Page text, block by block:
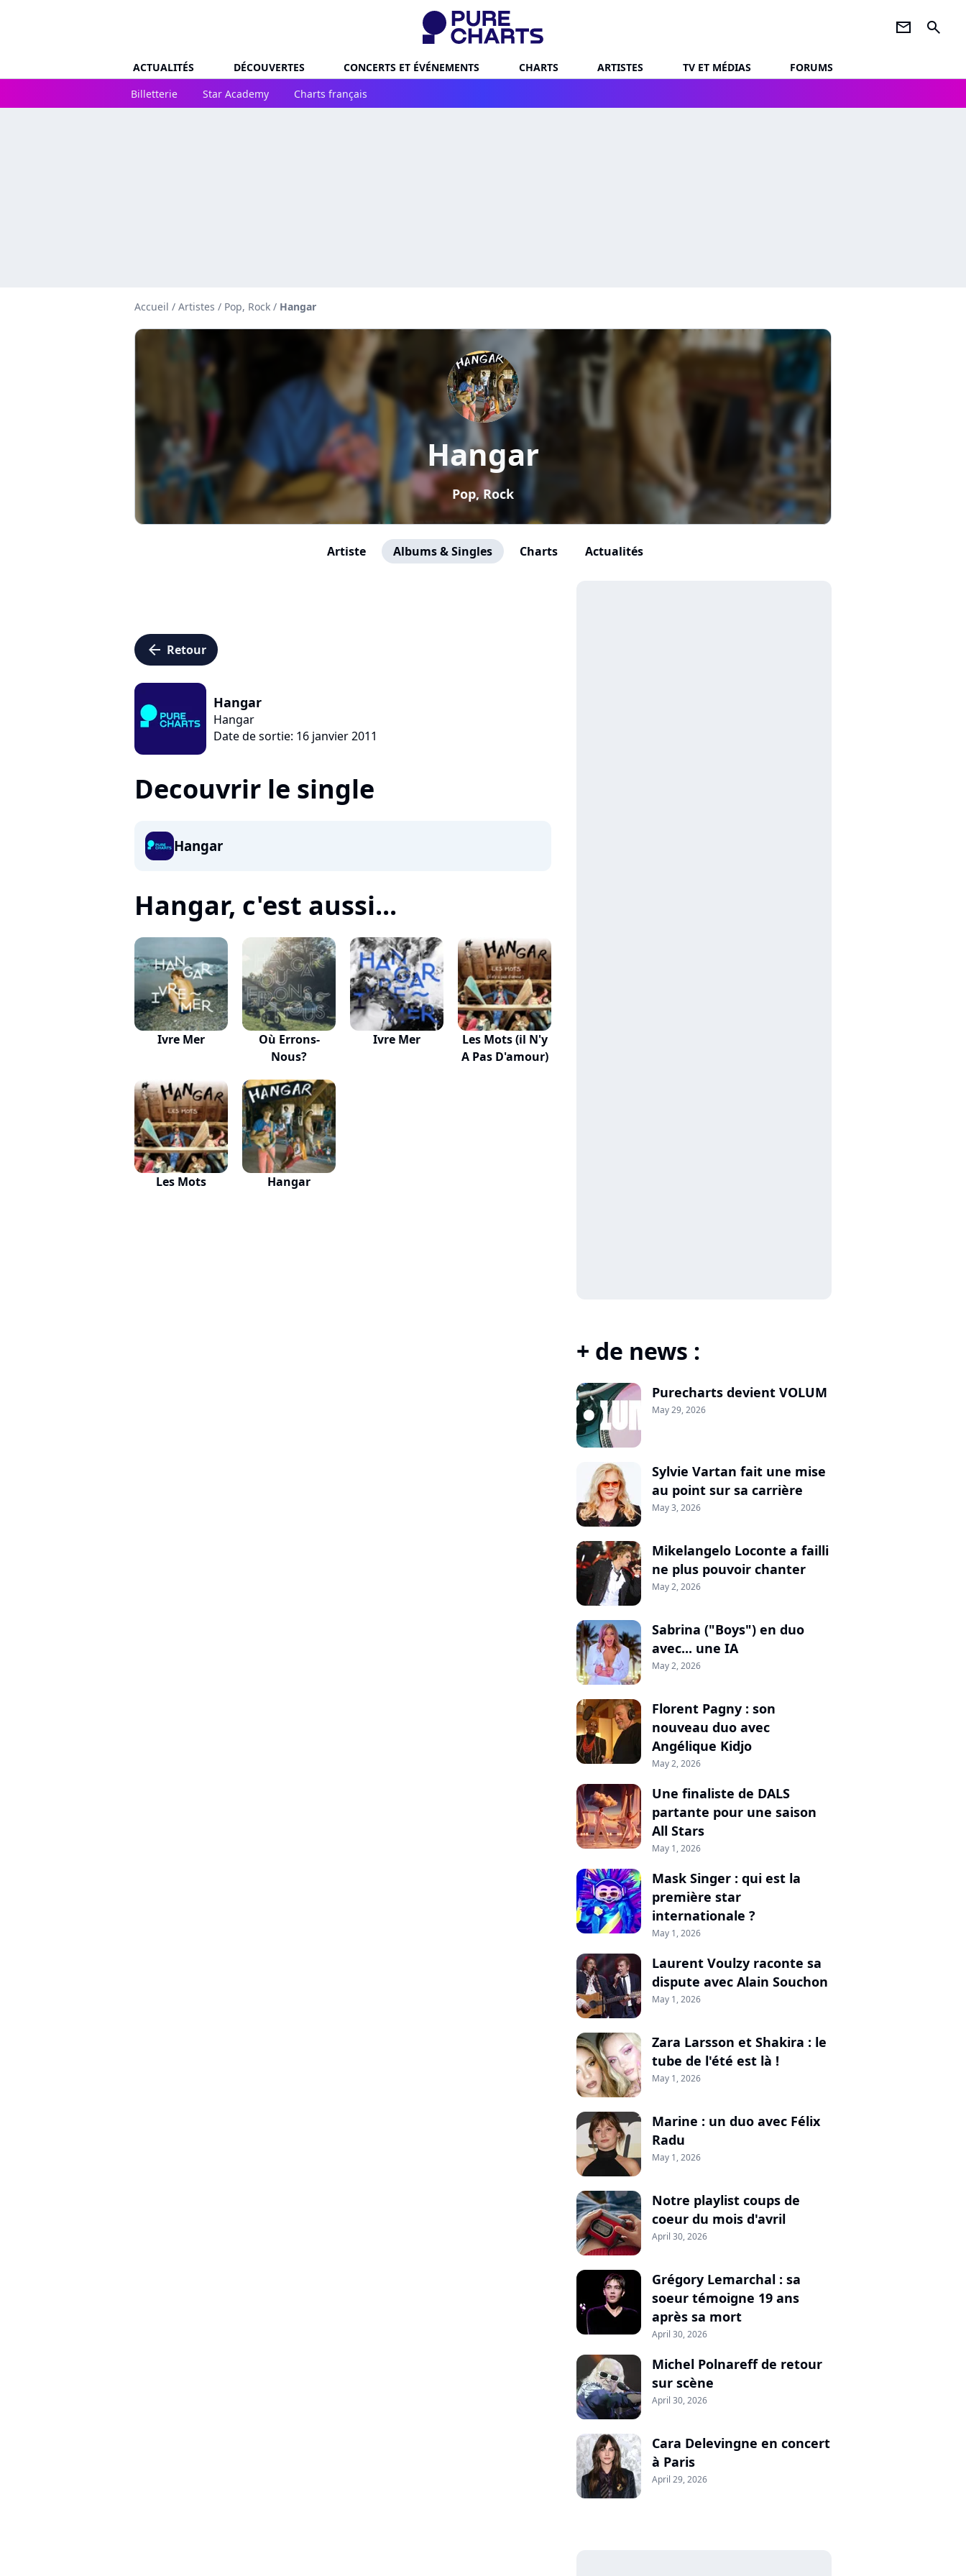
newsletter search
ACTUALITÉS DÉCOUVERTES CONCERTS ET ÉVÉNEMENTS CHARTS ARTISTES TV ET MÉDIAS
FORUMS
Billetterie
Star Academy Charts français
Accueil / Artistes / Pop, Rock / Hangar
Hangar
Pop, Rock
Artiste Albums & Singles Charts Actualités
arrow_left Retour
Hangar
Hangar
Date de sortie: 16 janvier 2011
Decouvrir le single
Hangar
Hangar, c'est aussi...
Ivre Mer
Où Errons-
Nous?
Ivre Mer
Les Mots (il N'y
A Pas D'amour)
Les Mots Hangar
+ de news :
Purecharts devient VOLUM
May 29, 2026
Sylvie Vartan fait une mise
au point sur sa carrière
May 3, 2026
Mikelangelo Loconte a failli
ne plus pouvoir chanter
May 2, 2026
Sabrina ("Boys") en duo
avec... une IA
May 2, 2026
Florent Pagny : son
nouveau duo avec
Angélique Kidjo
May 2, 2026
Une finaliste de DALS
partante pour une saison
All Stars
May 1, 2026
Mask Singer : qui est la
première star
internationale ?
May 1, 2026
Laurent Voulzy raconte sa
dispute avec Alain Souchon
May 1, 2026
Zara Larsson et Shakira : le
tube de l'été est là !
May 1, 2026
Marine : un duo avec Félix
Radu
May 1, 2026
Notre playlist coups de
coeur du mois d'avril
April 30, 2026
Grégory Lemarchal : sa
soeur témoigne 19 ans
après sa mort
April 30, 2026
Michel Polnareff de retour
sur scène
April 30, 2026
Cara Delevingne en concert
à Paris
April 29, 2026